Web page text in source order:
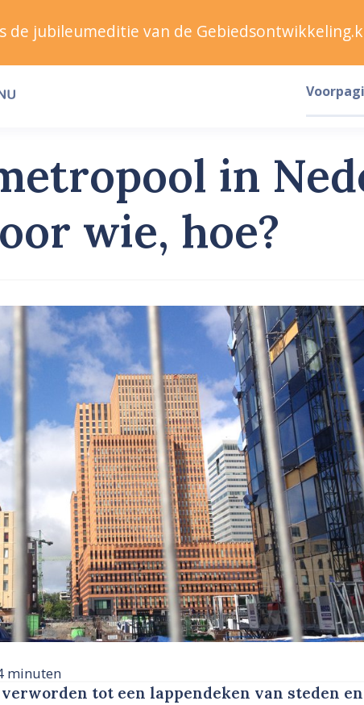
in
wie, hoe?
minuten
tot een lappendeken van steden en
de jubileumeditie van de